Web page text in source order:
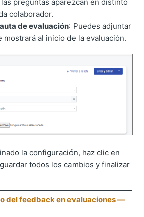
colaborador.
de evaluación: Puedes adjuntar
mostrará al inicio de la evaluación.
la configuración, haz clic en
todos los cambios y finalizar
del feedback en evaluaciones —